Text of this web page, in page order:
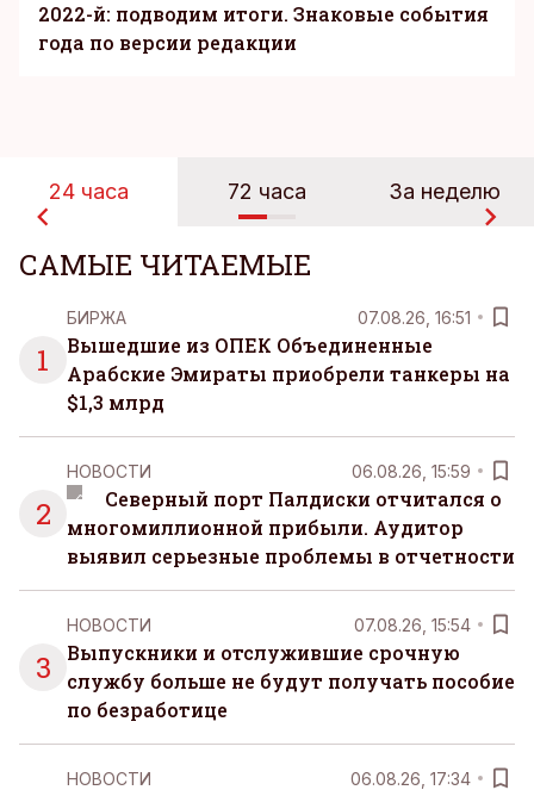
2022-й: подводим итоги. Знаковые события
года по версии редакции
24 часа 72 часа За неделю
САМЫЕ ЧИТАЕМЫЕ
1
БИРЖА 07.08.26, 16:51
Вышедшие из ОПЕК Объединенные
Арабские Эмираты приобрели танкеры на
$1,3 млрд
2
НОВОСТИ 06.08.26, 15:59
Северный порт Палдиски отчитался о
многомиллионной прибыли. Аудитор
выявил серьезные проблемы в отчетности
3
НОВОСТИ 07.08.26, 15:54
Выпускники и отслужившие срочную
службу больше не будут получать пособие
по безработице
НОВОСТИ 06.08.26, 17:34